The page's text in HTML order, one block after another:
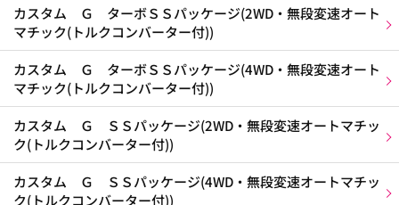
カスタム Ｇ ターボＳＳパッケージ(2WD・無段変速オート
マチック(トルクコンバーター付))
カスタム Ｇ ターボＳＳパッケージ(4WD・無段変速オート
マチック(トルクコンバーター付))
カスタム Ｇ ＳＳパッケージ(2WD・無段変速オートマチッ
ク(トルクコンバーター付))
カスタム Ｇ ＳＳパッケージ(4WD・無段変速オートマチッ
ク(トルクコンバーター付))